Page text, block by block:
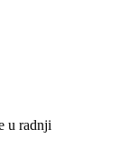
u radnji